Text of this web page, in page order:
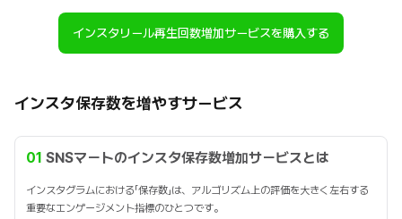
インスタリール再生回数増加サービスを購入する
インスタ保存数を増やすサービス
01 SNSマートのインスタ保存数増加サービスとは
インスタグラムにおける「保存数」は、アルゴリズム上の評価を大きく左右する
重要なエンゲージメント指標のひとつです。